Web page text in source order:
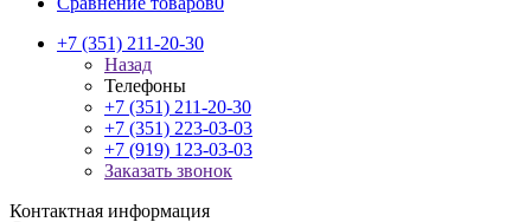
+7 (351) 211-20-30
Назад
Телефоны
+7 (351) 211-20-30
+7 (351) 223-03-03
+7 (919) 123-03-03
Заказать звонок
Контактная информация